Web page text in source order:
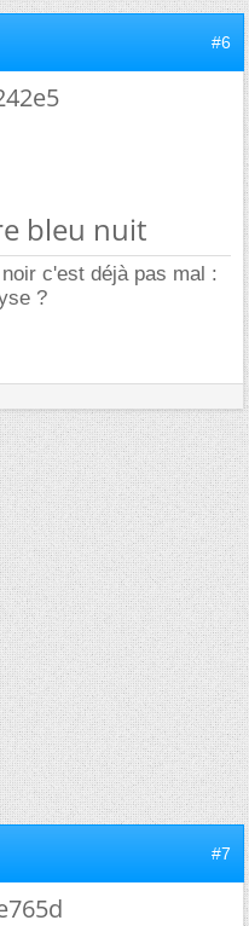
#6
bleu nuit
c'est déjà pas mal :
?
#7